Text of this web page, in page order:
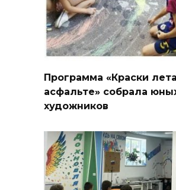
Программа «Краски
асфальте» собрала
художников